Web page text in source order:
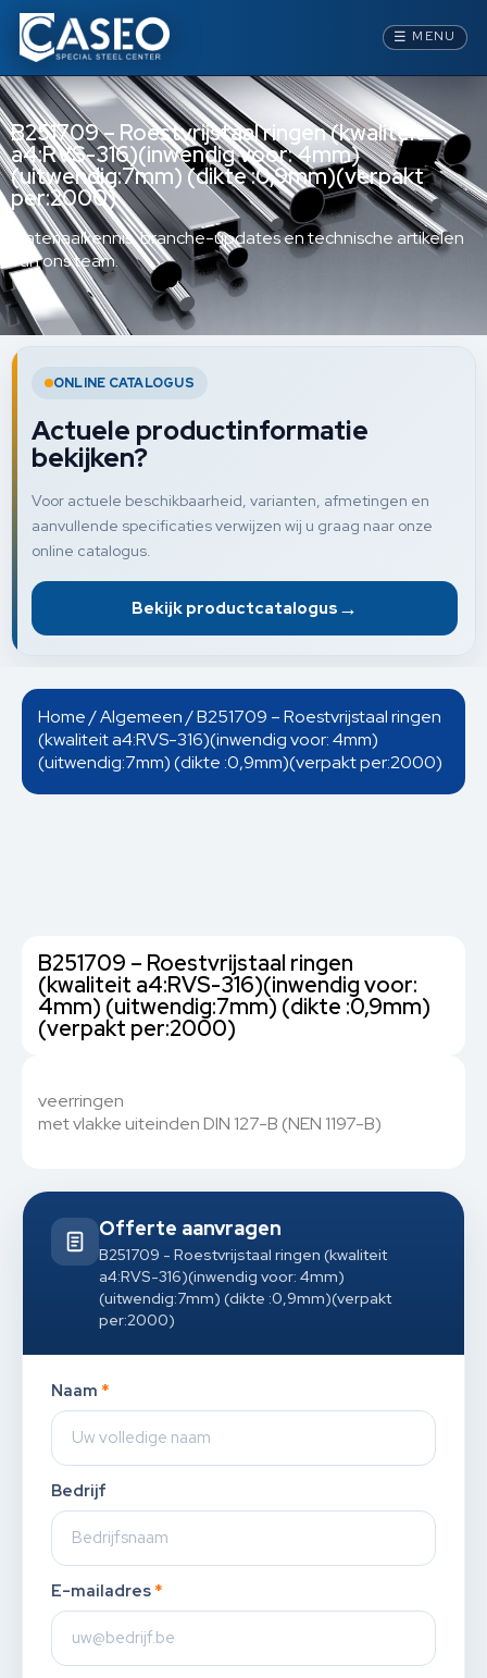
☰ MENU
B251709 – Roestvrijstaal ringen (kwaliteit
a4:RVS-316)(inwendig voor: 4mm)
(uitwendig:7mm) (dikte :0,9mm)(verpakt
per:2000)
Materiaalkennis, branche-updates en technische artikelen
van ons team.
ONLINE CATALOGUS
Actuele productinformatie
bekijken?
Voor actuele beschikbaarheid, varianten, afmetingen en
aanvullende specificaties verwijzen wij u graag naar onze
online catalogus.
Bekijk productcatalogus →
Home/Algemeen/ B251709 – Roestvrijstaal ringen
(kwaliteit a4:RVS-316)(inwendig voor: 4mm)
(uitwendig:7mm) (dikte :0,9mm)(verpakt per:2000)
B251709 – Roestvrijstaal ringen
(kwaliteit a4:RVS-316)(inwendig voor:
4mm) (uitwendig:7mm) (dikte :0,9mm)
(verpakt per:2000)
veerringen
met vlakke uiteinden DIN 127-B (NEN 1197-B)
Offerte aanvragen
B251709 - Roestvrijstaal ringen (kwaliteit
a4:RVS-316)(inwendig voor: 4mm)
(uitwendig:7mm) (dikte :0,9mm)(verpakt
per:2000)
Naam *
Bedrijf
E-mailadres *